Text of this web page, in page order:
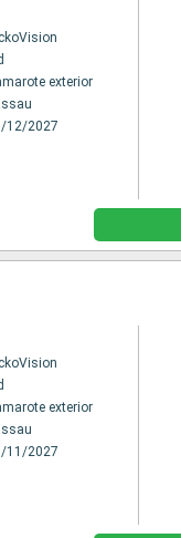
exterior
12/2027
exterior
11/2027